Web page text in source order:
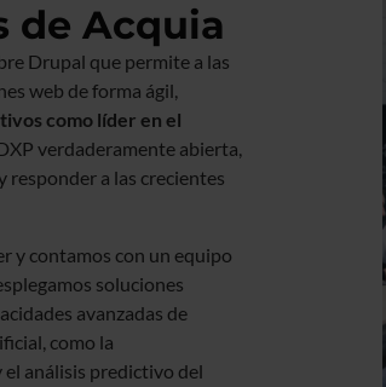
de Acquia
Drupal que permite a las
web de forma ágil,
como líder en el
verdaderamente abierta,
a las crecientes
y contamos con un equipo
soluciones
avanzadas de
como la
análisis predictivo del